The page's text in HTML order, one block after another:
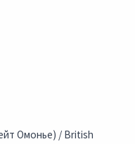
Омонье) / British